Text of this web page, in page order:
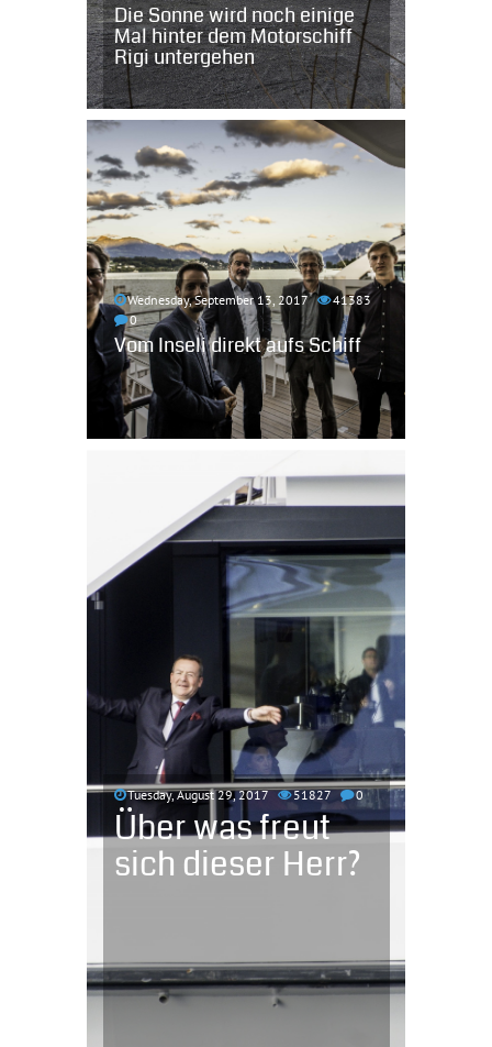
Die Sonne wird noch einige
Mal hinter dem Motorschiff
Rigi untergehen
Wednesday, September 13, 2017
41383
0
Vom Inseli direkt aufs Schiff
Tuesday, August 29, 2017 51827 0
Über was freut
sich dieser Herr?